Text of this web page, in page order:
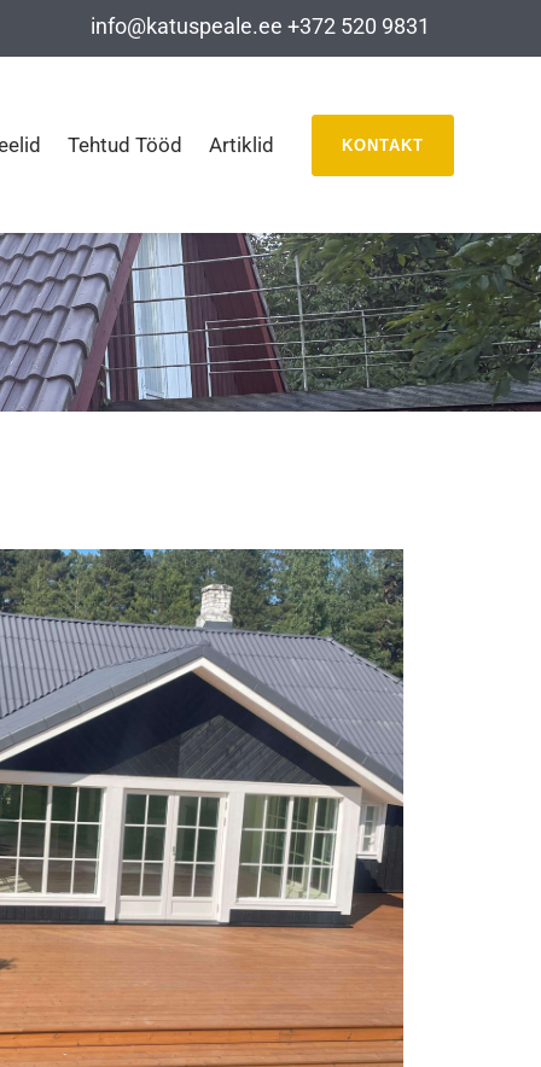
info@katuspeale.ee +372 520 9831
Tehtud Tööd Artiklid KONTAKT